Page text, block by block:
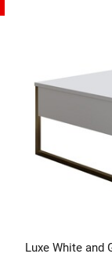
Luxe White and